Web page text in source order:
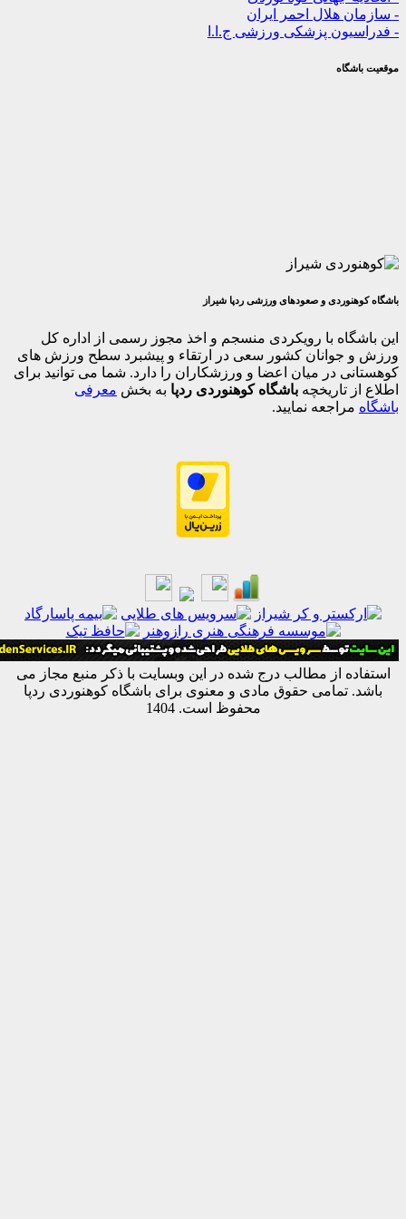
هلال احمر ایران
پزشکی ورزشی ج.ا.ا
و صعودهای ورزشی ردپا شیراز
با رویکردی منسجم و اخذ مجوز رسمی از اداره کل
کشور سعی در ارتقاء و پیشبرد سطح ورزش های
در میان اعضا و ورزشکاران را دارد. شما می توانید برای
تاریخچه باشگاه کوهنوردی ردپابه بخش معرفی
نمایید.
از مطالب درج شده در این وبسایت با ذکر منبع مجاز می
تمامی حقوق مادی و معنوی برای باشگاه کوهنوردی ردپا
محفوظ است. 1404